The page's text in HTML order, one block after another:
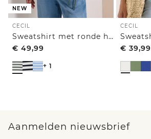
NEW
CECIL
Sweatshirt met ronde hals en trekkoord
€ 49,99
+ 1
CECIL
€ 39,99
Aanmelden nieuwsbrief